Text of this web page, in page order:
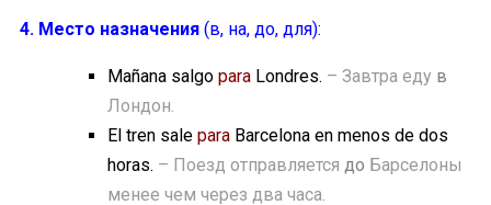
4. Место назначения (в, на, до, для):
Mañana salgo para Londres. – Завтра еду в
Лондон.
El tren sale para Barcelona en menos de dos
horas. – Поезд отправляется до Барселоны
менее чем через два часа.